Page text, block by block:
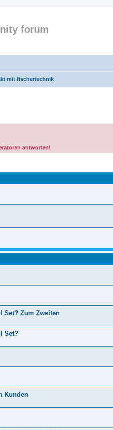
forum
mit fischertechnik
antworten!
Set? Zum Zweiten
Set?
Kunden